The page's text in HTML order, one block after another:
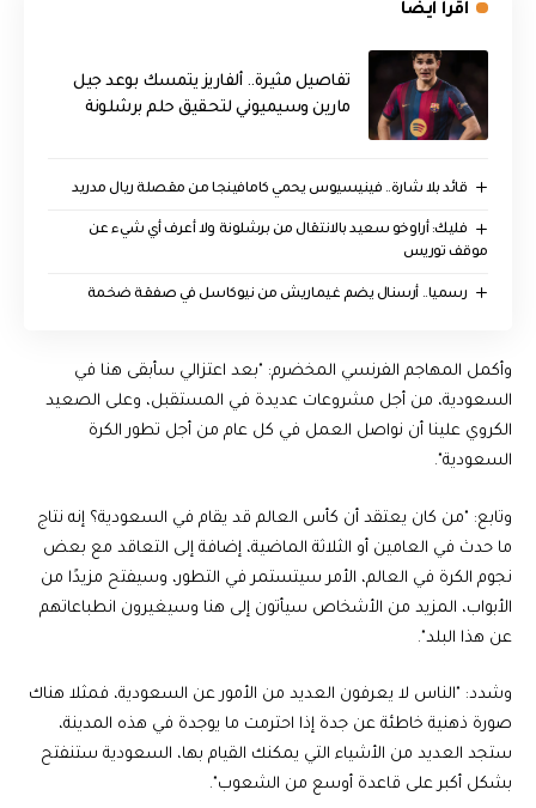
اقرأ ايضا
تفاصيل مثيرة.. ألفاريز يتمسك بوعد جيل
مارين وسيميوني لتحقيق حلم برشلونة
قائد بلا شارة.. فينيسيوس يحمي كامافينجا من مقصلة ريال مدريد
فليك: أراوخو سعيد بالانتقال من برشلونة ولا أعرف أي شيء عن
موقف توريس
رسميا.. أرسنال يضم غيماريش من نيوكاسل في صفقة ضخمة
وأكمل المهاجم الفرنسي المخضرم: "بعد اعتزالي سأبقى هنا في
السعودية، من أجل مشروعات عديدة في المستقبل، وعلى الصعيد
الكروي علينا أن نواصل العمل في كل عام من أجل تطور الكرة
السعودية".
وتابع: "من كان يعتقد أن كأس العالم قد يقام في السعودية؟ إنه نتاج
ما حدث في العامين أو الثلاثة الماضية، إضافة إلى التعاقد مع بعض
نجوم الكرة في العالم، الأمر سيتستمر في التطور، وسيفتح مزيدًا من
الأبواب، المزيد من الأشخاص سيأتون إلى هنا وسيغيرون انطباعاتهم
عن هذا البلد".
وشدد: "الناس لا يعرفون العديد من الأمور عن السعودية، فمثلا هناك
صورة ذهنية خاطئة عن جدة إذا احترمت ما يوجدة في هذه المدينة،
ستجد العديد من الأشياء التي يمكنك القيام بها، السعودية ستنفتح
بشكل أكبر على قاعدة أوسع من الشعوب".